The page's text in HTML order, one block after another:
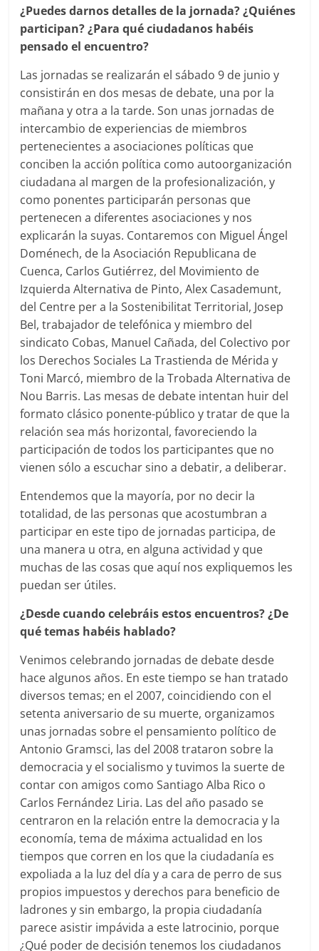
¿Puedes darnos detalles de la jornada? ¿Quiénes
participan? ¿Para qué ciudadanos habéis
pensado el encuentro?
Las jornadas se realizarán el sábado 9 de junio y
consistirán en dos mesas de debate, una por la
mañana y otra a la tarde. Son unas jornadas de
intercambio de experiencias de miembros
pertenecientes a asociaciones políticas que
conciben la acción política como autoorganización
ciudadana al margen de la profesionalización, y
como ponentes participarán personas que
pertenecen a diferentes asociaciones y nos
explicarán la suyas. Contaremos con Miguel Ángel
Doménech, de la Asociación Republicana de
Cuenca, Carlos Gutiérrez, del Movimiento de
Izquierda Alternativa de Pinto, Alex Casademunt,
del Centre per a la Sostenibilitat Territorial, Josep
Bel, trabajador de telefónica y miembro del
sindicato Cobas, Manuel Cañada, del Colectivo por
los Derechos Sociales La Trastienda de Mérida y
Toni Marcó, miembro de la Trobada Alternativa de
Nou Barris. Las mesas de debate intentan huir del
formato clásico ponente-público y tratar de que la
relación sea más horizontal, favoreciendo la
participación de todos los participantes que no
vienen sólo a escuchar sino a debatir, a deliberar.
Entendemos que la mayoría, por no decir la
totalidad, de las personas que acostumbran a
participar en este tipo de jornadas participa, de
una manera u otra, en alguna actividad y que
muchas de las cosas que aquí nos expliquemos les
puedan ser útiles.
¿Desde cuando celebráis estos encuentros? ¿De
qué temas habéis hablado?
Venimos celebrando jornadas de debate desde
hace algunos años. En este tiempo se han tratado
diversos temas; en el 2007, coincidiendo con el
setenta aniversario de su muerte, organizamos
unas jornadas sobre el pensamiento político de
Antonio Gramsci, las del 2008 trataron sobre la
democracia y el socialismo y tuvimos la suerte de
contar con amigos como Santiago Alba Rico o
Carlos Fernández Liria. Las del año pasado se
centraron en la relación entre la democracia y la
economía, tema de máxima actualidad en los
tiempos que corren en los que la ciudadanía es
expoliada a la luz del día y a cara de perro de sus
propios impuestos y derechos para beneficio de
ladrones y sin embargo, la propia ciudadanía
parece asistir impávida a este latrocinio, porque
¿Qué poder de decisión tenemos los ciudadanos